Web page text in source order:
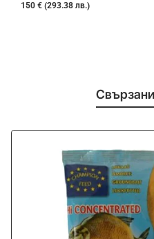
150 € (293.38 лв.)